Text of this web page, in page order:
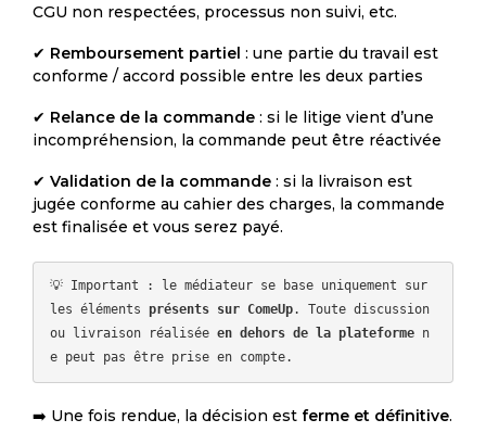
CGU non respectées, processus non suivi, etc.
✔ Remboursement partiel : une partie du travail est
conforme / accord possible entre les deux parties
✔ Relance de la commande : si le litige vient d’une
incompréhension, la commande peut être réactivée
✔ Validation de la commande : si la livraison est
jugée conforme au cahier des charges, la commande
est finalisée et vous serez payé.
💡 Important : le médiateur se base uniquement sur
les éléments présents sur ComeUp. Toute discussion
ou livraison réalisée en dehors de la plateforme n
➡️ Une fois rendue, la décision est ferme et définitive.